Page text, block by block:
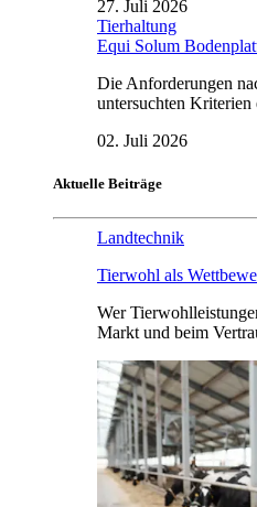
27. Juli 2026
Tierhaltung
Equi Solum
Die Anforderungen
untersuchten Kriterien
02. Juli 2026
Aktuelle Beiträge
Landtechnik
Tierwohl als
Wer
Markt und beim